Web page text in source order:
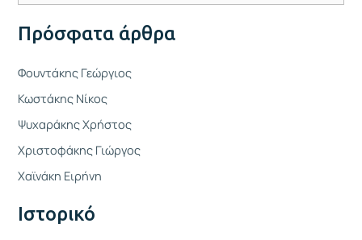
ν
α
ή
τ
η
σ
η
ι
Πρόσφατα άρθρα
Φουντάκης Γεώργιος
Κωστάκης Νίκος
Ψυχαράκης Χρήστος
Χριστοφάκης Γιώργος
Χαϊνάκη Ειρήνη
Ιστορικό